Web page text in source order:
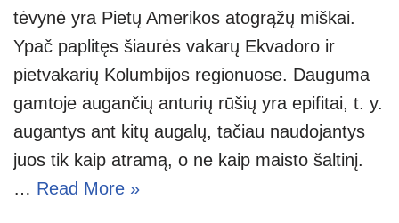
tėvynė yra Pietų Amerikos atogrąžų miškai.
Ypač paplitęs šiaurės vakarų Ekvadoro ir
pietvakarių Kolumbijos regionuose. Dauguma
gamtoje augančių anturių rūšių yra epifitai, t. y.
augantys ant kitų augalų, tačiau naudojantys
juos tik kaip atramą, o ne kaip maisto šaltinį.
… Read More »